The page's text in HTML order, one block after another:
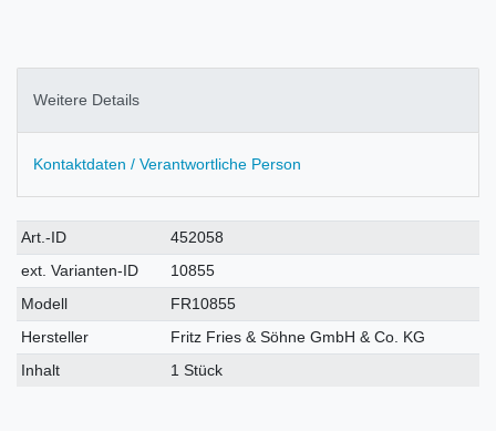
Weitere Details
Kontaktdaten / Verantwortliche Person
Technisches
Merkmal
Wert
Art.-ID
452058
ext. Varianten-ID
10855
Modell
FR10855
Hersteller
Fritz Fries & Söhne GmbH & Co. KG
Inhalt
1 Stück